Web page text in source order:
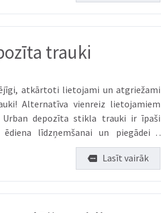
trauki
atkārtoti lietojami un atgriežami
Alternatīva vienreiz lietojamiem
Urban depozīta stikla trauki ir īpaši
līdzņemšanai un piegādei.
Lasīt vairāk